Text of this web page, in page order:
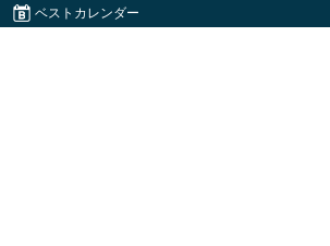
ベストカレンダー